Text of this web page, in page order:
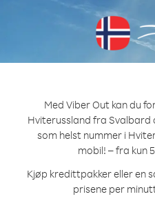
Med Viber Out kan du
Hviterussland fra Svalbard
som helst nummer i
mobil! – fra kun
Kjøp kredittpakker eller en
prisene per